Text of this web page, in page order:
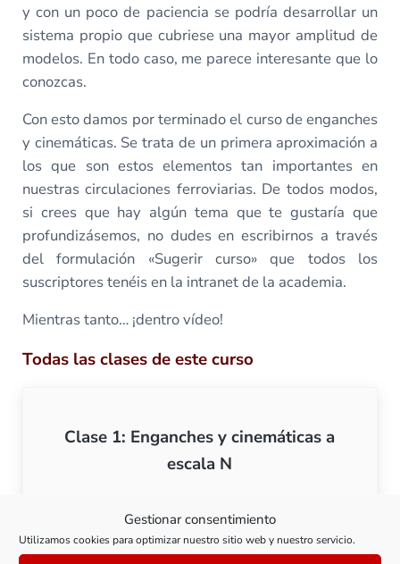
Gestionar consentimiento
Utilizamos cookies para optimizar nuestro sitio web y nuestro servicio.
y con un poco de paciencia se podría desarrollar un
sistema propio que cubriese una mayor amplitud de
modelos. En todo caso, me parece interesante que lo
conozcas.
Con esto damos por terminado el curso de enganches
y cinemáticas. Se trata de un primera aproximación a
los que son estos elementos tan importantes en
nuestras circulaciones ferroviarias. De todos modos,
si crees que hay algún tema que te gustaría que
profundizásemos, no dudes en escribirnos a través
del formulación «Sugerir curso» que todos los
suscriptores tenéis en la intranet de la academia.
Mientras tanto… ¡dentro vídeo!
Todas las clases de este curso
Clase 1: Enganches y cinemáticas a
escala N
Ver claseClase 1: Enganches y